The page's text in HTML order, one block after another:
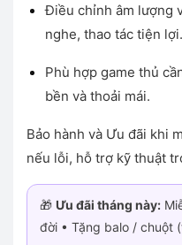
Điều chỉnh âm lượng
nghe, thao tác tiện lợi.
Phù hợp game thủ
bền và thoải mái.
Bảo hành và Ưu đãi khi
nếu lỗi, hỗ trợ kỹ thuật
🎁 Ưu đãi tháng này:
đời • Tặng balo / chuột